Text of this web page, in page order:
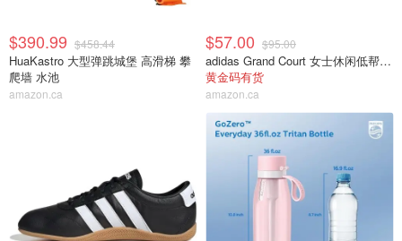
$390.99 $458.44
HuaKastro 大型弹跳城堡 高滑梯 攀
爬墙 水池
amazon.ca
$57.00 $95.00
adidas Grand Court 女士休闲低帮运动鞋
黄金码有货
amazon.ca